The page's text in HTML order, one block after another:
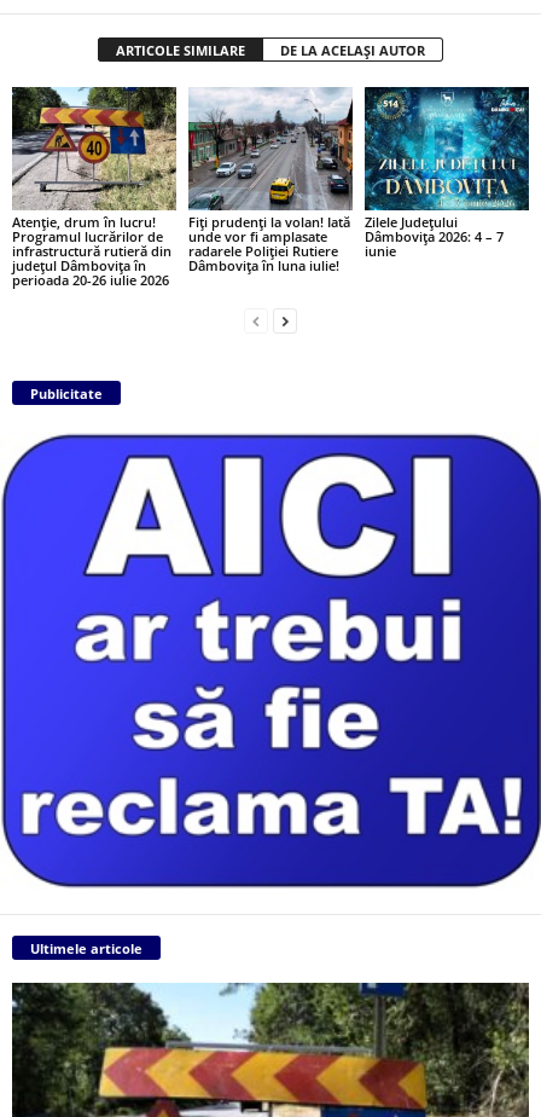
ARTICOLE SIMILARE DE LA ACELAȘI AUTOR
Atenție, drum în lucru!
Programul lucrărilor de
infrastructură rutieră din
județul Dâmbovița în
perioada 20-26 iulie 2026
Fiți prudenți la volan! Iată
unde vor fi amplasate
radarele Poliției Rutiere
Dâmbovița în luna iulie!
Zilele Județului
Dâmbovița 2026: 4 – 7
iunie
Publicitate
Ultimele articole